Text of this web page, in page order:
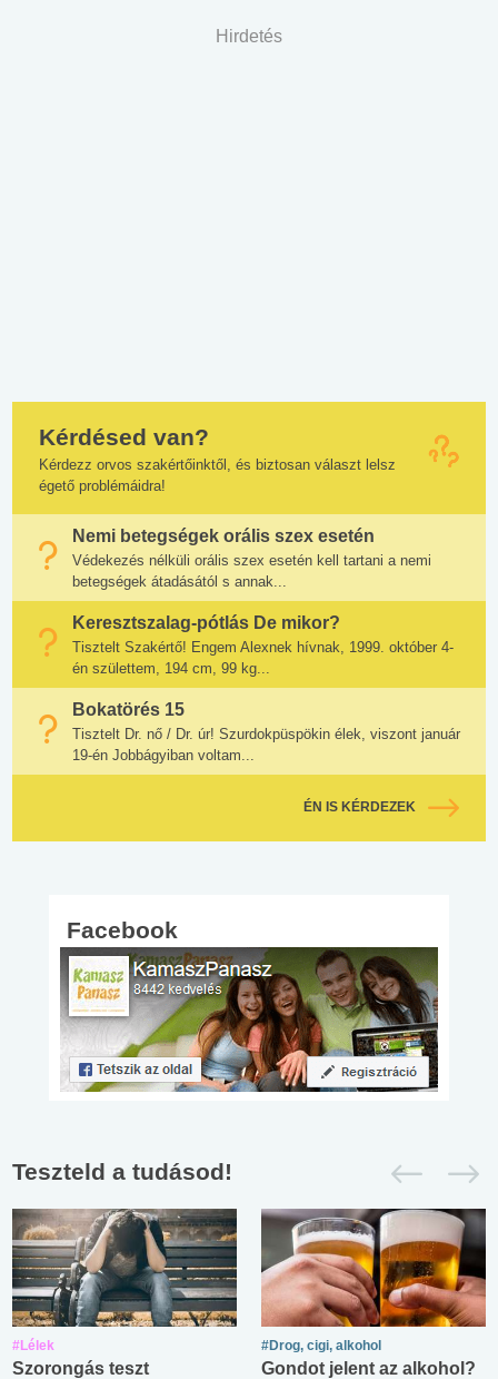
Hirdetés
Kérdésed van?
Kérdezz orvos szakértőinktől, és biztosan választ lelsz
égető problémáidra!
Nemi betegségek orális szex esetén
Védekezés nélküli orális szex esetén kell tartani a nemi
betegségek átadásától s annak...
Keresztszalag-pótlás De mikor?
Tisztelt Szakértő! Engem Alexnek hívnak, 1999. október 4-
én születtem, 194 cm, 99 kg...
Bokatörés 15
Tisztelt Dr. nő / Dr. úr! Szurdokpüspökin élek, viszont január
19-én Jobbágyiban voltam...
ÉN IS KÉRDEZEK
Facebook
Teszteld a tudásod!
#Lélek
Szorongás teszt
#Drog, cigi, alkohol
Gondot jelent az alkohol?